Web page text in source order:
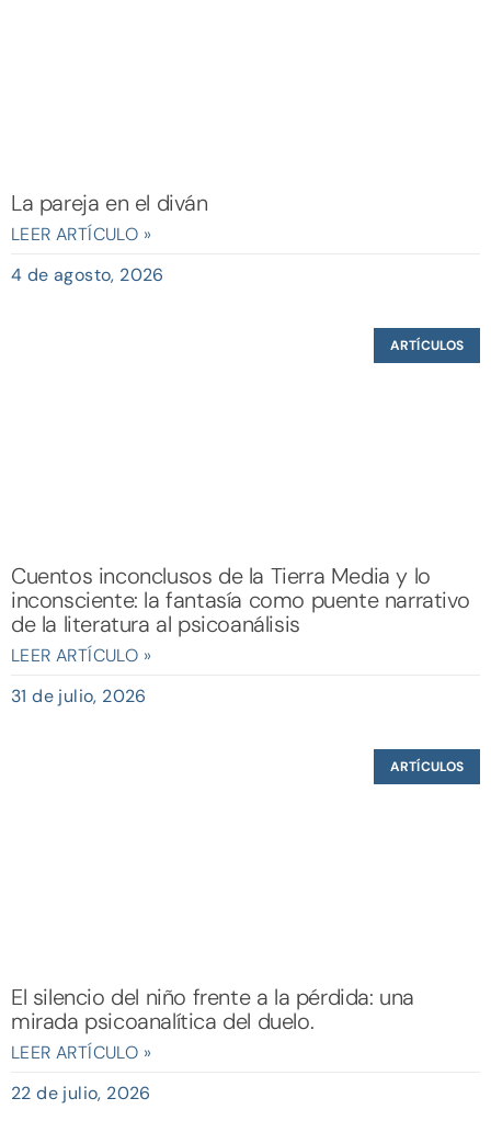
La pareja en el diván
LEER ARTÍCULO »
4 de agosto, 2026
ARTÍCULOS
Cuentos inconclusos de la Tierra Media y lo
inconsciente: la fantasía como puente narrativo
de la literatura al psicoanálisis
LEER ARTÍCULO »
31 de julio, 2026
ARTÍCULOS
El silencio del niño frente a la pérdida: una
mirada psicoanalítica del duelo.
LEER ARTÍCULO »
22 de julio, 2026